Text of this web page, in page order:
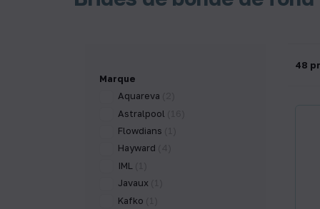
Marque
Aquareva
Astralpool
Flowdians
Hayward
IML
Javaux
Kafko
48